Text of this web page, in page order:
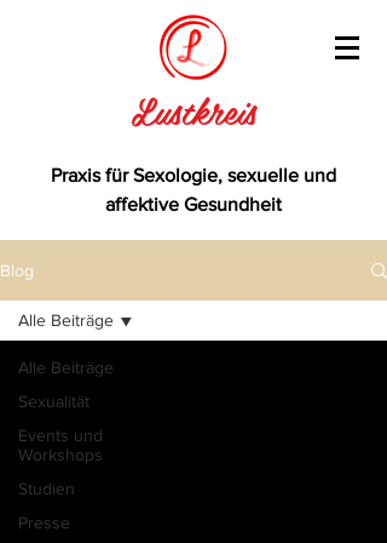
Lustkreis
Praxis für Sexologie, sexuelle und
affektive Gesundheit
Blog
Alle Beiträge
Sexualität
Events und
Workshops
Studien
Presse
Alle Beiträge